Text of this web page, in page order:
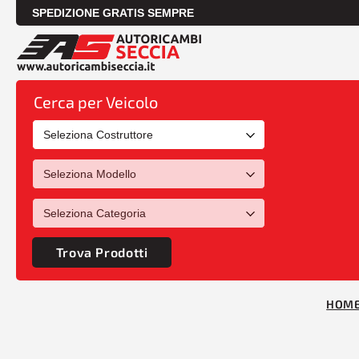
SPEDIZIONE GRATIS SEMPRE
Cerca per Veicolo
Trova Prodotti